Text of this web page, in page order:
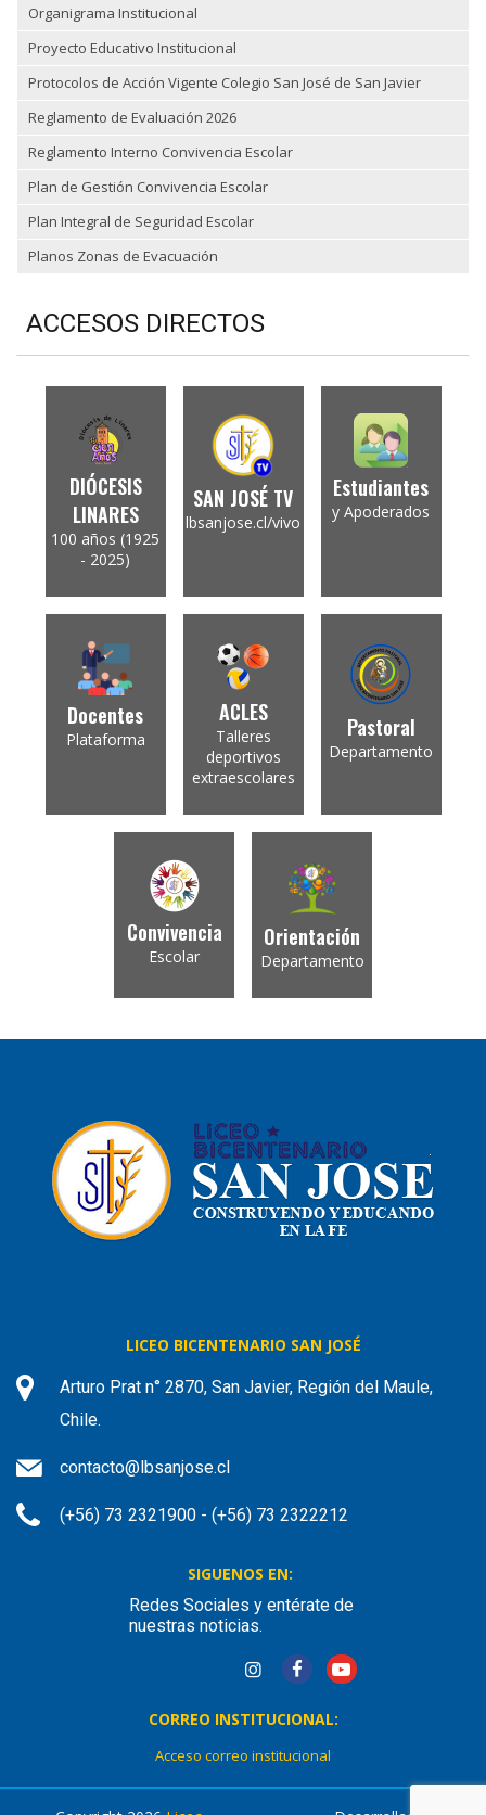
Organigrama Institucional
Proyecto Educativo Institucional
Protocolos de Acción Vigente Colegio San José de San Javier
Reglamento de Evaluación 2026
Reglamento Interno Convivencia Escolar
Plan de Gestión Convivencia Escolar
Plan Integral de Seguridad Escolar
Planos Zonas de Evacuación
ACCESOS DIRECTOS
DIÓCESIS
LINARES
100 años (1925
- 2025)
SAN JOSÉ TV
lbsanjose.cl/vivo
Estudiantes
y Apoderados
Docentes
Plataforma
ACLES
Talleres
deportivos
extraescolares
Pastoral
Departamento
Convivencia
Escolar
Orientación
Departamento
LICEO BICENTENARIO SAN JOSÉ
Arturo Prat n° 2870, San Javier, Región del Maule,
Chile.
contacto@lbsanjose.cl
(+56) 73 2321900 - (+56) 73 2322212
SIGUENOS EN:
Redes Sociales y entérate de
nuestras noticias.
CORREO INSTITUCIONAL:
Acceso correo institucional